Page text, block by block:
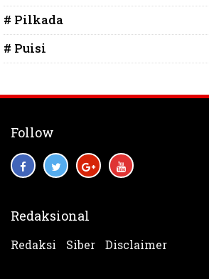
# Pilkada
# Puisi
Follow
Redaksional
Redaksi Siber Disclaimer